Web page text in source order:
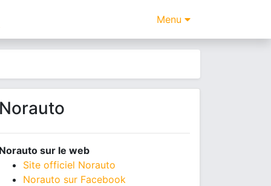
Menu
Norauto
Norauto sur le web
Site officiel Norauto
Norauto sur Facebook